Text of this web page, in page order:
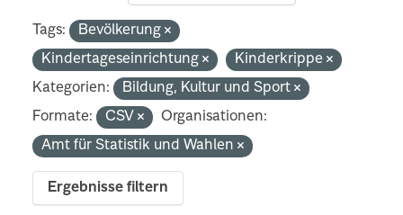
Tags:
Bevölkerung
Kindertageseinrichtung
Kinderkrippe
Kategorien:
Bildung, Kultur und Sport
Formate:
CSV
Organisationen:
Amt für Statistik und Wahlen
Ergebnisse filtern